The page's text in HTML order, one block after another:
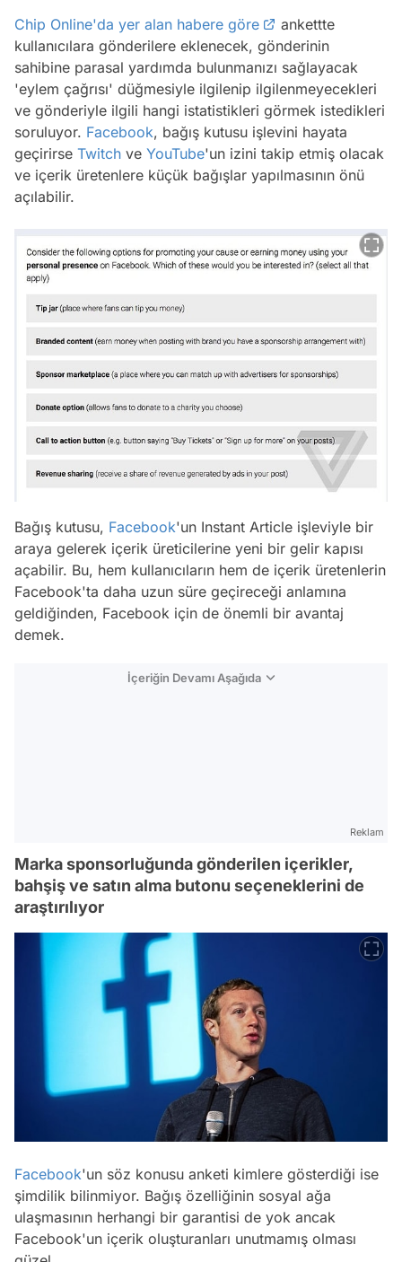
Chip Online'da yer alan habere göre
ankettte
kullanıcılara gönderilere eklenecek, gönderinin
sahibine parasal yardımda bulunmanızı sağlayacak
'eylem çağrısı' düğmesiyle ilgilenip ilgilenmeyecekleri
ve gönderiyle ilgili hangi istatistikleri görmek istedikleri
soruluyor. Facebook, bağış kutusu işlevini hayata
geçirirse Twitch ve YouTube'un izini takip etmiş olacak
ve içerik üretenlere küçük bağışlar yapılmasının önü
açılabilir.
Bağış kutusu, Facebook'un Instant Article işleviyle bir
araya gelerek içerik üreticilerine yeni bir gelir kapısı
açabilir. Bu, hem kullanıcıların hem de içerik üretenlerin
Facebook'ta daha uzun süre geçireceği anlamına
geldiğinden, Facebook için de önemli bir avantaj
demek.
İçeriğin Devamı Aşağıda
Reklam
Marka sponsorluğunda gönderilen içerikler,
bahşiş ve satın alma butonu seçeneklerini de
araştırılıyor
Facebook'un söz konusu anketi kimlere gösterdiği ise
şimdilik bilinmiyor. Bağış özelliğinin sosyal ağa
ulaşmasının herhangi bir garantisi de yok ancak
Facebook'un içerik oluşturanları unutmamış olması